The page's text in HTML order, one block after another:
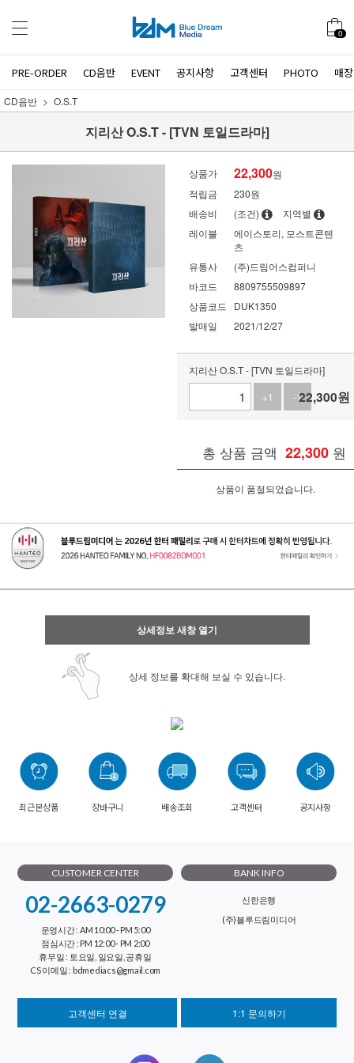
0
PRE-ORDER CD음반 EVENT 공지사항 고객센터 PHOTO 매
CD음반 O.S.T
지리산 O.S.T - [TVN 토일드라마]
상품가 22,300원
적립금
230원
배송비
(조건)
지역별
레이블
에이스토리, 모스트콘텐
츠
유통사
(주)드림어스컴퍼니
바코드
8809755509897
상품코드
DUK1350
발매일
2021/12/27
지리산 O.S.T - [TVN 토일드라마]
+1
-122,300원
총 상품 금액 22,300 원
상품이 품절되었습니다.
상세정보 새창 열기
상세 정보를 확대해 보실 수 있습니다.
최근본상품 장바구니 배송조회 고객센터 공지사항
CUSTOMER CENTER
02-2663-0279
운영시간 : AM 10:00 - PM 5:00
점심시간 : PM 12:00 - PM 2:00
휴무일 : 토요일, 일요일, 공휴일
CS 이메일 : bdmediacs@gmail.com
BANK INFO
신한은행
(주)블루드림미디어
고객센터 연결 1:1 문의하기